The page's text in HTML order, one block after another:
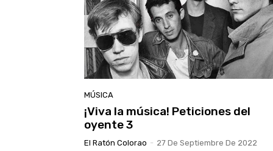
MÚSICA
¡Viva la música! Peticiones del
oyente 3
El Ratón Colorao - 27 De Septiembre De 2022